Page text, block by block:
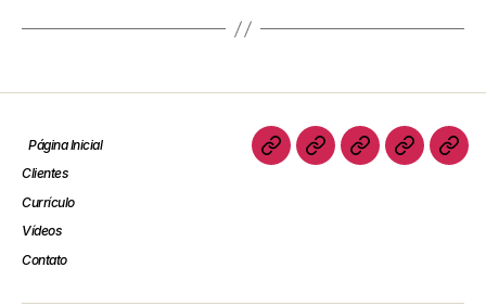
Página Inicial
Clientes
Currículo
Vídeos
Contato